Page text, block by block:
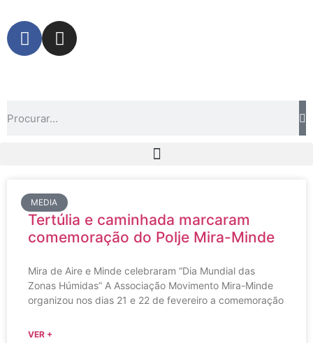
MEDIA
Tertúlia e caminhada marcaram
comemoração do Polje Mira-Minde
Mira de Aire e Minde celebraram “Dia Mundial das
Zonas Húmidas” A Associação Movimento Mira-Minde
organizou nos dias 21 e 22 de fevereiro a comemoração
VER +